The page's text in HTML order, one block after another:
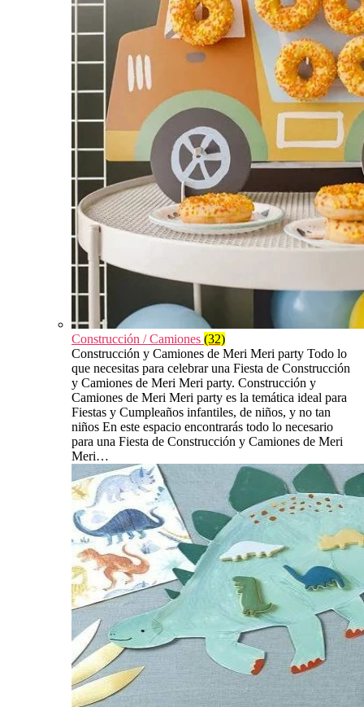
Construcción / Camiones (32)
Construcción y Camiones de Meri Meri party Todo lo
que necesitas para celebrar una Fiesta de Construcción
y Camiones de Meri Meri party. Construcción y
Camiones de Meri Meri party es la temática ideal para
Fiestas y Cumpleaños infantiles, de niños, y no tan
niños En este espacio encontrarás todo lo necesario
para una Fiesta de Construcción y Camiones de Meri
Meri…